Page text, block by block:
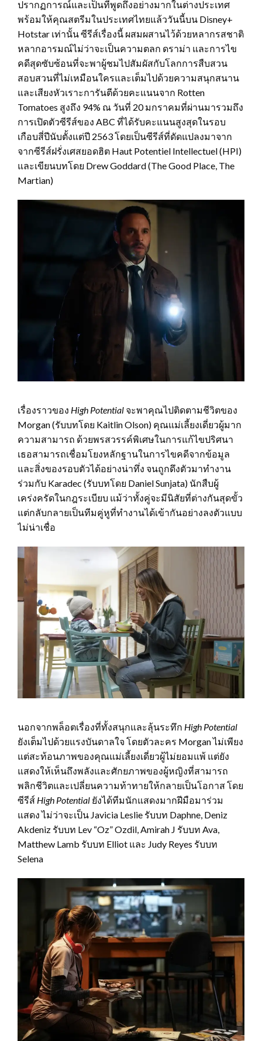
ปรากฏการณ์และเป็นที่พูดถึงอย่างมากในต่างประเทศ
พร้อมให้คุณสตรีมในประเทศไทยแล้ววันนี้บน Disney+
Hotstar เท่านั้น ซีรีส์เรื่องนี้ ผสมผสานไว้ด้วยหลากรสชาติ
หลากอารมณ์ไม่ว่าจะเป็นความตลก ดราม่า และการไข
คดีสุดซับซ้อนที่จะพาผู้ชมไปสัมผัสกับโลกการสืบสวน
สอบสวนที่ไม่เหมือนใครและเต็มไปด้วยความสนุกสนาน
และเสียงหัวเราะการันตีด้วยคะแนนจาก Rotten
Tomatoes สูงถึง 94% ณ วันที่ 20 มกราคมที่ผ่านมารวมถึง
การเปิดตัวซีรีส์ของ ABC ที่ได้รับคะแนนสูงสุดในรอบ
เกือบสี่ปีนับตั้งแต่ปี 2563 โดยเป็นซีรีส์ที่ดัดแปลงมาจาก
จากซีรีส์ฝรั่งเศสยอดฮิต Haut Potentiel Intellectuel (HPI)
และเขียนบทโดย Drew Goddard (The Good Place, The
Martian)
เรื่องราวของ High Potential จะพาคุณไปติดตามชีวิตของ
Morgan (รับบทโดย Kaitlin Olson) คุณแม่เลี้ยงเดี่ยวผู้มาก
ความสามารถ ด้วยพรสวรรค์พิเศษในการแก้ไขปริศนา
เธอสามารถเชื่อมโยงหลักฐานในการไขคดีจากข้อมูล
และสิ่งของรอบตัวได้อย่างน่าทึ่ง จนถูกดึงตัวมาทำงาน
ร่วมกับ Karadec (รับบทโดย Daniel Sunjata) นักสืบผู้
เคร่งครัดในกฎระเบียบ แม้ว่าทั้งคู่จะมีนิสัยที่ต่างกันสุดขั้ว
แต่กลับกลายเป็นทีมคู่หูที่ทำงานได้เข้ากันอย่างลงตัวแบบ
ไม่น่าเชื่อ
นอกจากพล็อตเรื่องที่ทั้งสนุกและลุ้นระทึก High Potential
ยังเต็มไปด้วยแรงบันดาลใจ โดยตัวละคร Morgan ไม่เพียง
แต่สะท้อนภาพของคุณแม่เลี้ยงเดี่ยวผู้ไม่ยอมแพ้ แต่ยัง
แสดงให้เห็นถึงพลังและศักยภาพของผู้หญิงที่สามารถ
พลิกชีวิตและเปลี่ยนความท้าทายให้กลายเป็นโอกาส โดย
ซีรีส์ High Potential ยังได้ทีมนักแสดงมากฝีมือมาร่วม
แสดง ไม่ว่าจะเป็น Javicia Leslie รับบท Daphne, Deniz
Akdeniz รับบท Lev “Oz” Ozdil, Amirah J รับบท Ava,
Matthew Lamb รับบท Elliot และ Judy Reyes รับบท
Selena